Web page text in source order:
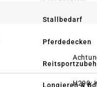
Stallbedarf
Pferdedecken
Longieren &
H290: